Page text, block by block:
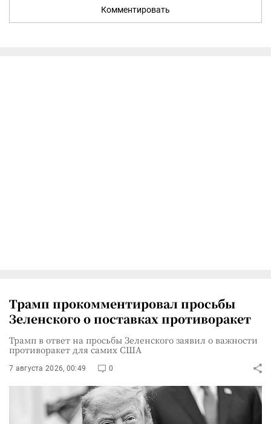
Комментировать
Трамп прокомментировал просьбы
Зеленского о поставках противоракет
Трамп в ответ на просьбы Зеленского заявил о важности
противоракет для самих США
7 августа 2026, 00:49 0